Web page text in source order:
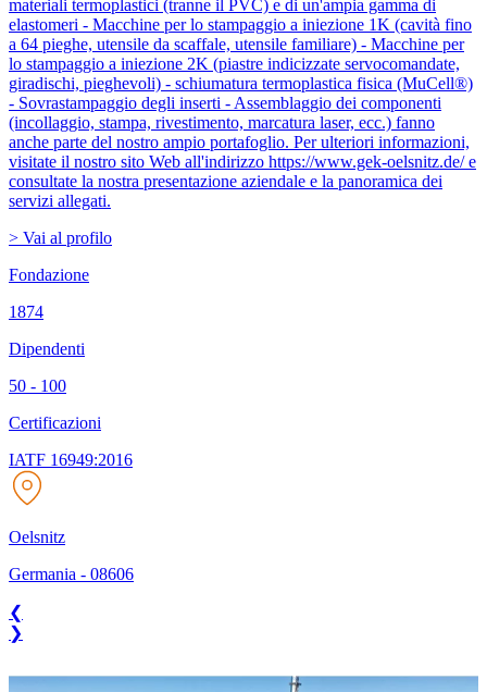
materiali termoplastici (tranne il PVC) e di un'ampia gamma di
elastomeri - Macchine per lo stampaggio a iniezione 1K (cavità fino
a 64 pieghe, utensile da scaffale, utensile familiare) - Macchine per
lo stampaggio a iniezione 2K (piastre indicizzate servocomandate,
giradischi, pieghevoli) - schiumatura termoplastica fisica (MuCell®)
- Sovrastampaggio degli inserti - Assemblaggio dei componenti
(incollaggio, stampa, rivestimento, marcatura laser, ecc.) fanno
anche parte del nostro ampio portafoglio. Per ulteriori informazioni,
visitate il nostro sito Web all'indirizzo https://www.gek-oelsnitz.de/ e
consultate la nostra presentazione aziendale e la panoramica dei
servizi allegati.
> Vai al profilo
Fondazione
1874
Dipendenti
50 - 100
Certificazioni
IATF 16949:2016
Oelsnitz
Germania - 08606
❮
❯